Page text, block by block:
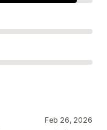
Feb 26, 2026